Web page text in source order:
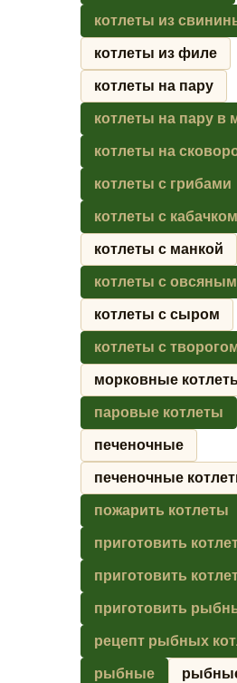
котлеты из
котлеты из филе
котлеты на пару
котлеты на пару в
котлеты на
котлеты с грибами
котлеты с кабачком
котлеты с манкой
котлеты с
котлеты с сыром
котлеты с
морковные
паровые котлеты
печеночные
печеночные
пожарить котлеты
приготовить
приготовить
приготовить
рецепт рыбных
рыбные